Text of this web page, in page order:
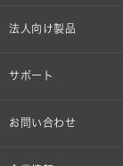
オンラインストア限定
法人向け製品
設備音響機器
サポート
個人向け製品サポート
お問い合わせ